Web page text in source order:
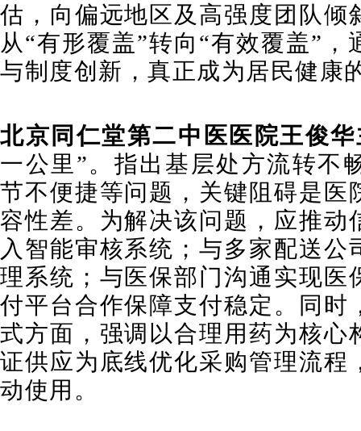
估，向偏远地区及高强度团队倾
从“有形覆盖”转向“有效覆盖”
与制度创新，真正成为居民健康
北京同仁堂第二中医医院王俊
一公里”。指出基层处方流转不
节不便捷等问题，关键阻碍是医
容性差。为解决该问题，应推动
入智能审核系统；与多家配送
理系统；与医保部门沟通实现医
付平台合作保障支付稳定。同时
式方面，强调以合理用药为核心
证供应为底线优化采购管理流程
动使用。